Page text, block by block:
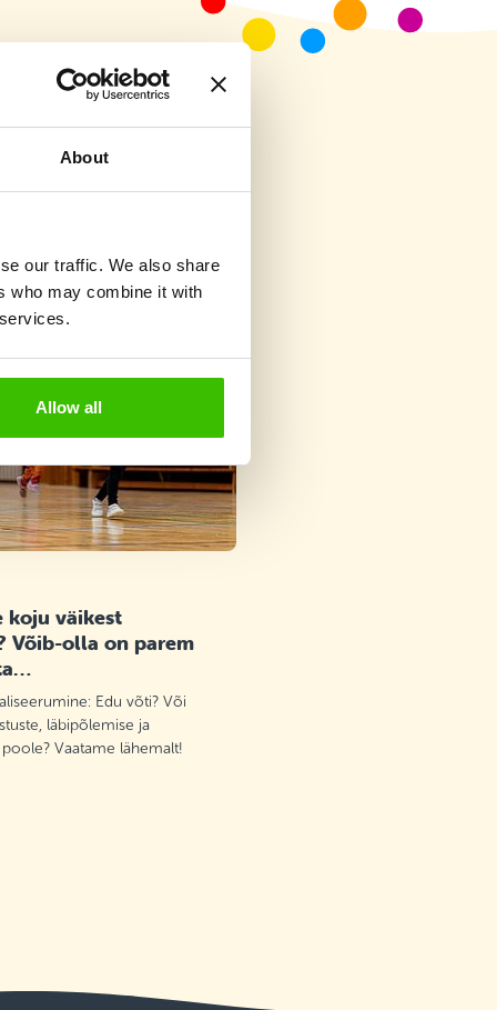
About
our traffic. We also share
who may combine it with
Allow all
koju väikest
Võib-olla on parem
Edu võti? Või
läbipõlemise ja
Vaatame lähemalt!